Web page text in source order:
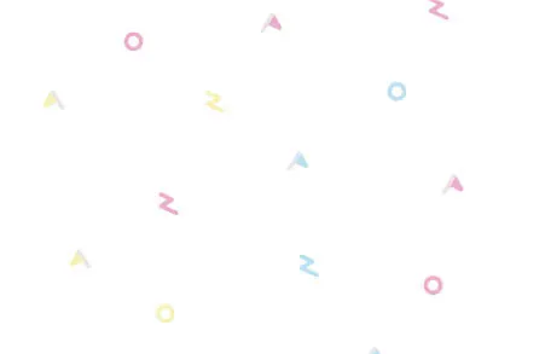
リラックマ 缶バッジケース
【新モデル】フェイクレザータイプ
肩乗りぬいぐるみショルダーパッド
リラックマモデル 肩乗りぬいぐるみショル
推し活♡２WAYフォトカードホルダー
スタンダード・シンプルモデル（初期モデ
その他・セット品
ピンク系